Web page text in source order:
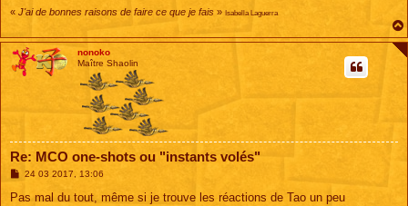
« J'ai de bonnes raisons de faire ce que je fais » Isabella Laguerra
nonoko
Maître Shaolin
Re: MCO one-shots ou "instants volés"
M
s
24 03 2017, 13:06
Pas mal du tout, même si je trouve les réactions de Tao un peu